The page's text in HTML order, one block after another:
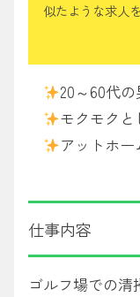
似たような求人
20～60代
モクモクと
アットホ
仕事内容
ゴルフ場での清